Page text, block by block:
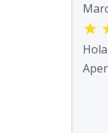
★